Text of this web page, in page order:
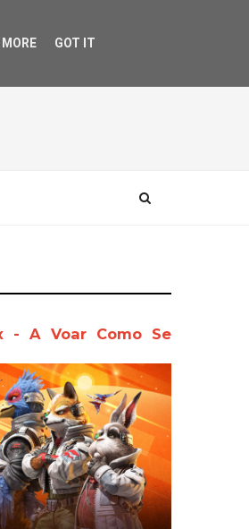
- A Voar Como Se
MORE GOT IT